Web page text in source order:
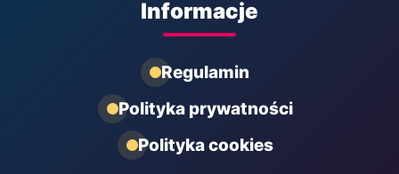
Informacje
Regulamin
Polityka prywatności
Polityka cookies